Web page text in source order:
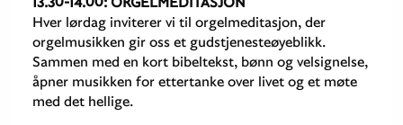
Hver lørdag inviterer vi til orgelmeditasjon, der
orgelmusikken gir oss et gudstjenesteøyeblikk.
Sammen med en kort bibeltekst, bønn og velsignelse,
åpner musikken for ettertanke over livet og et møte
med det hellige.